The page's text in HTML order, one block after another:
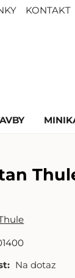
KONTAKT
Na dotaz